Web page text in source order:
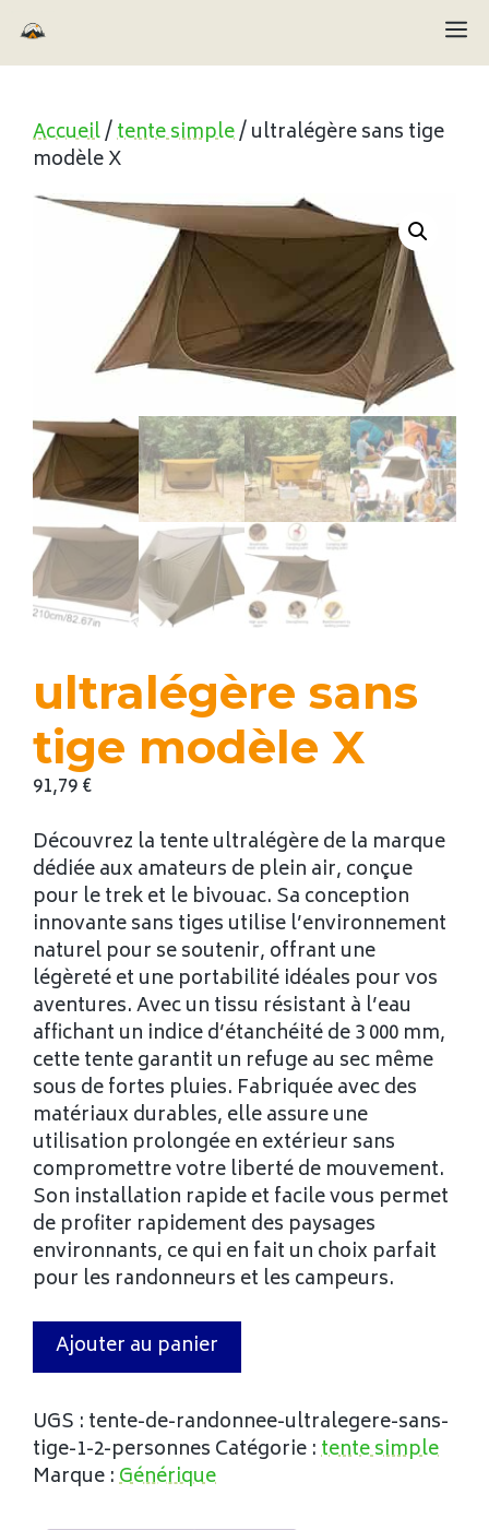
au
contenu
Accueil/tente simple/ ultralégère sans tige
modèle X
ultralégère sans
tige modèle X
91,79€
Découvrez la tente ultralégère de la marque
dédiée aux amateurs de plein air, conçue
pour le trek et le bivouac. Sa conception
innovante sans tiges utilise l’environnement
naturel pour se soutenir, offrant une
légèreté et une portabilité idéales pour vos
aventures. Avec un tissu résistant à l’eau
affichant un indice d’étanchéité de 3 000 mm,
cette tente garantit un refuge au sec même
sous de fortes pluies. Fabriquée avec des
matériaux durables, elle assure une
utilisation prolongée en extérieur sans
compromettre votre liberté de mouvement.
Son installation rapide et facile vous permet
de profiter rapidement des paysages
environnants, ce qui en fait un choix parfait
pour les randonneurs et les campeurs.
Ajouter au panier
UGS : tente-de-randonnee-ultralegere-sans-
tige-1-2-personnes Catégorie :tente simple
Marque :Générique